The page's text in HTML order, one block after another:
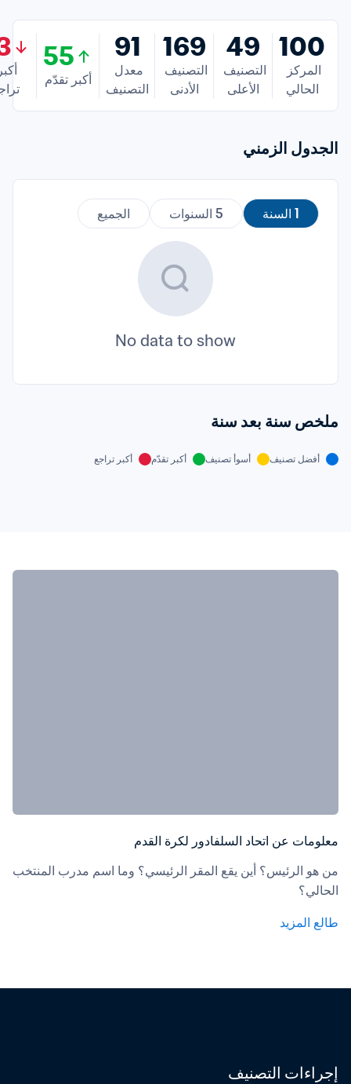
100
الحالي
49
الأعلى
169
الأدنى
91
التصنيف
55
أكبر تقدّم
الجدول الزمني
1 السنة 5 السنوات الجميع
No data to show
ملخص سنة بعد سنة
أفضل تصنيف أسوأ تصنيف أكبر تقدّم أكبر تراجع
معلومات عن اتحاد السلفادور لكرة القدم
الحالي؟
طالع المزيد
إجراءات التصنيف